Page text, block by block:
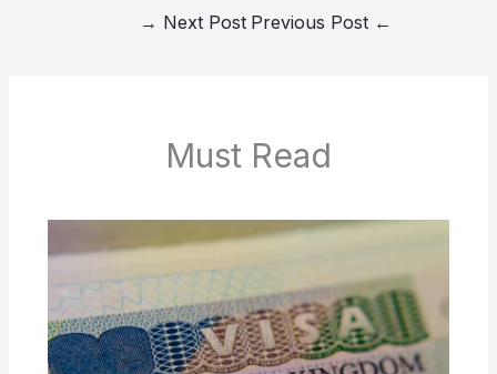
←
Next Post
→
Must Read